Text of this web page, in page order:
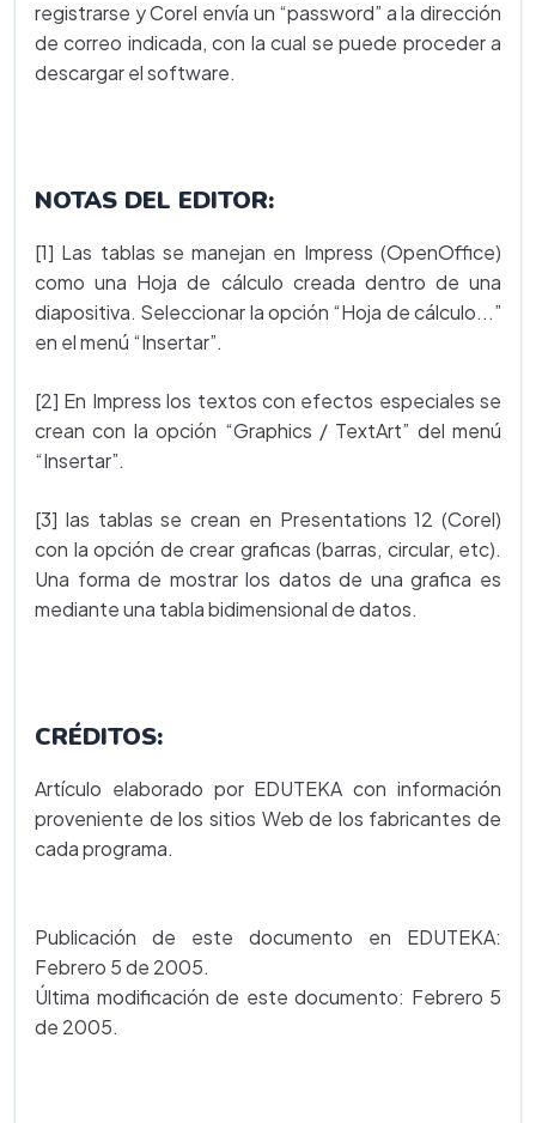
registrarse y Corel envía un “password” a la dirección
de correo indicada, con la cual se puede proceder a
descargar el software.
NOTAS DEL EDITOR:
[1] Las tablas se manejan en Impress (OpenOffice)
como una Hoja de cálculo creada dentro de una
diapositiva. Seleccionar la opción “Hoja de cálculo...”
en el menú “Insertar”.
[2] En Impress los textos con efectos especiales se
crean con la opción “Graphics / TextArt” del menú
“Insertar”.
[3] las tablas se crean en Presentations 12 (Corel)
con la opción de crear graficas (barras, circular, etc).
Una forma de mostrar los datos de una grafica es
mediante una tabla bidimensional de datos.
CRÉDITOS:
Artículo elaborado por EDUTEKA con información
proveniente de los sitios Web de los fabricantes de
cada programa.
Publicación de este documento en EDUTEKA:
Febrero 5 de 2005.
Última modificación de este documento: Febrero 5
de 2005.